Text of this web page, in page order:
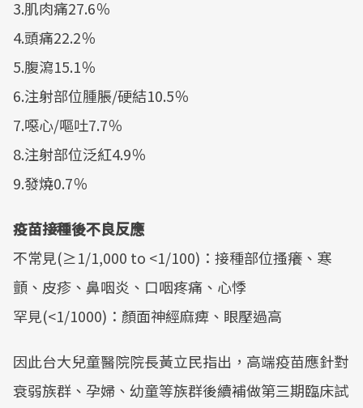
3.肌肉痛27.6％
4.頭痛22.2％
5.腹瀉15.1％
6.注射部位腫脹/硬結10.5％
7.噁心/嘔吐7.7％
8.注射部位泛紅4.9％
9.發燒0.7％
疫苗接種後不良反應
不常見(≥1/1,000 to <1/100)：接種部位搔癢、寒
顫、皮疹、鼻咽炎、口咽疼痛、心悸
罕見(<1/1000)：顏面神經麻痺、眼壓過高
因此台大兒童醫院院長黃立民指出，高端疫苗應針對
衰弱族群、孕婦、幼童等族群後續補做第三期臨床試